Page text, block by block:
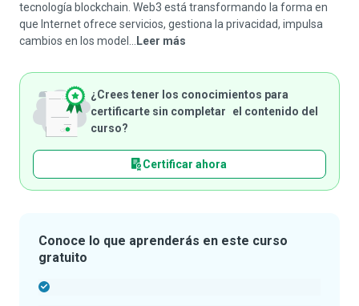
tecnología blockchain. Web3 está transformando la forma en
que Internet ofrece servicios, gestiona la privacidad, impulsa
cambios en los model...
Leer más
¿Crees tener los conocimientos para
certificarte sin completar el contenido del
curso?
Certificar ahora
Conoce lo que aprenderás en este curso
gratuito